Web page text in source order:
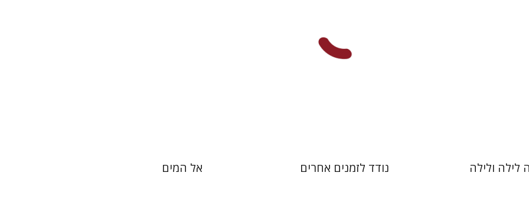
לילה ולילה נודד לזמנים אחרים אל המים